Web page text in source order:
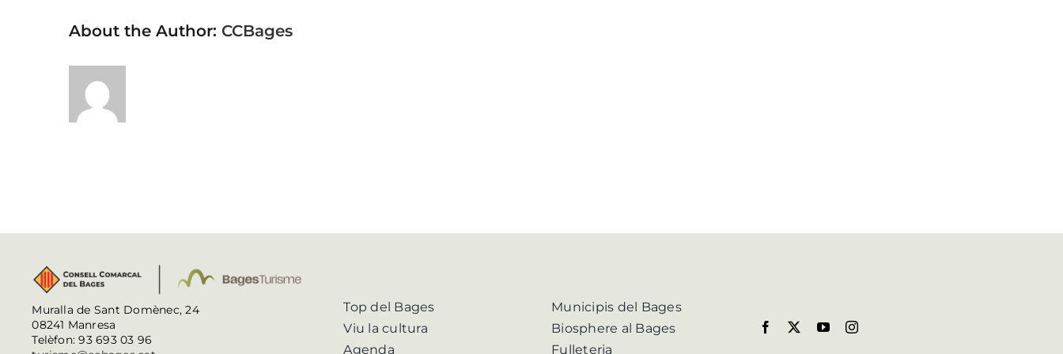
About the Author: CCBages
Muralla de Sant Domènec, 24
08241 Manresa
Telèfon: 93 693 03 96
Top del Bages
Viu la cultura
Agenda
Municipis del Bages
Biosphere al Bages
Fulleteria